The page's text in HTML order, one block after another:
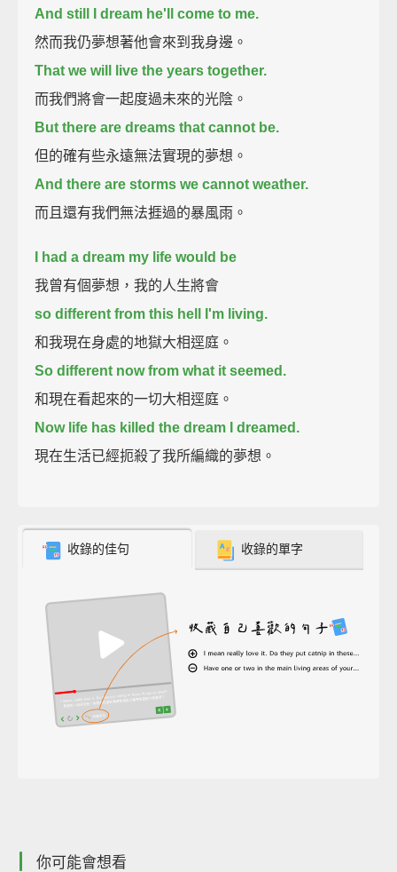
And still I dream he'll come to me.
然而我仍夢想著他會來到我身邊。
That we will live the years together.
而我們將會一起度過未來的光陰。
But there are dreams that cannot be.
但的確有些永遠無法實現的夢想。
And there are storms we cannot weather.
而且還有我們無法捱過的暴風雨。
I had a dream my life would be
我曾有個夢想，我的人生將會
so different from this hell I'm living.
和我現在身處的地獄大相逕庭。
So different now from what it seemed.
和現在看起來的一切大相逕庭。
Now life has killed the dream I dreamed.
現在生活已經扼殺了我所編織的夢想。
收錄的佳句 收錄的單字
你可能會想看